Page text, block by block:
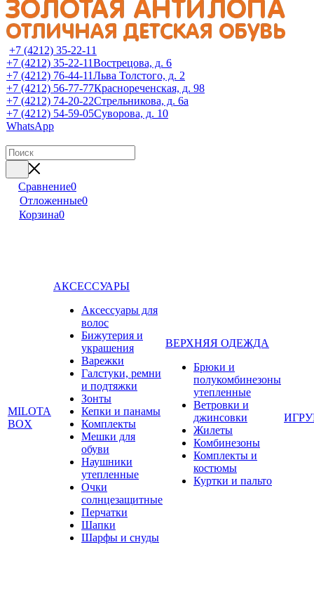
+7 (4212) 35-22-11
+7 (4212) 35-22-11Вострецова, д. 6
+7 (4212) 76-44-11Льва Толстого, д. 2
+7 (4212) 56-77-77Краснореченская, д. 98
+7 (4212) 74-20-22Стрельникова, д. 6а
+7 (4212) 54-59-05Суворова, д. 10
WhatsApp
Сравнение0
Отложенные0
Корзина0
MILOTA
BOX
АКСЕССУАРЫ
Аксессуары для
волос
Бижутерия и
украшения
Варежки
Галстуки, ремни
и подтяжки
Зонты
Кепки и панамы
Комплекты
Мешки для
обуви
Наушники
утепленные
Очки
солнцезащитные
Перчатки
Шапки
Шарфы и снуды
ВЕРХНЯЯ ОДЕЖДА
Брюки и
полукомбинезоны
утепленные
Ветровки и
джинсовки
Жилеты
Комбинезоны
Комплекты и
костюмы
Куртки и пальто